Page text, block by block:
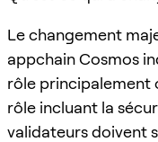
Le changement
appchain Cosmos
rôle principalement
rôle incluant la
validateurs doivent